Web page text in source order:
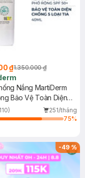
₫1.350.000 ₫
Nắng MartiDerm
Bảo Vệ Toàn Diện
251/tháng
75%
-49%